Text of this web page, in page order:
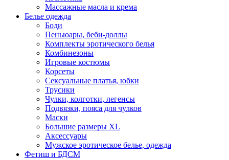
Массажные масла и крема
Белье одежда
Боди
Пеньюары, беби-доллы
Комплекты эротического белья
Комбинезоны
Игровые костюмы
Корсеты
Сексуальные платья, юбки
Трусики
Чулки, колготки, легенсы
Подвязки, пояса для чулков
Маски
Большие размеры XL
Аксессуары
Мужское эротическое белье, одежда
Фетиш и БДСМ